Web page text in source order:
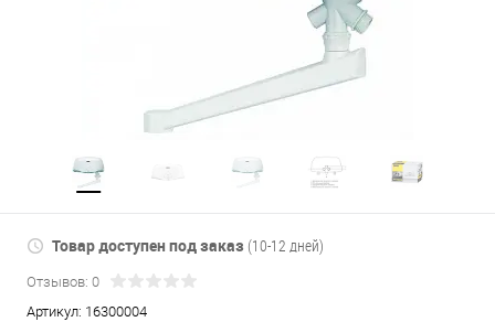
Товар доступен под заказ (10-12 дней)
Отзывов: 0
Артикул: 16300004